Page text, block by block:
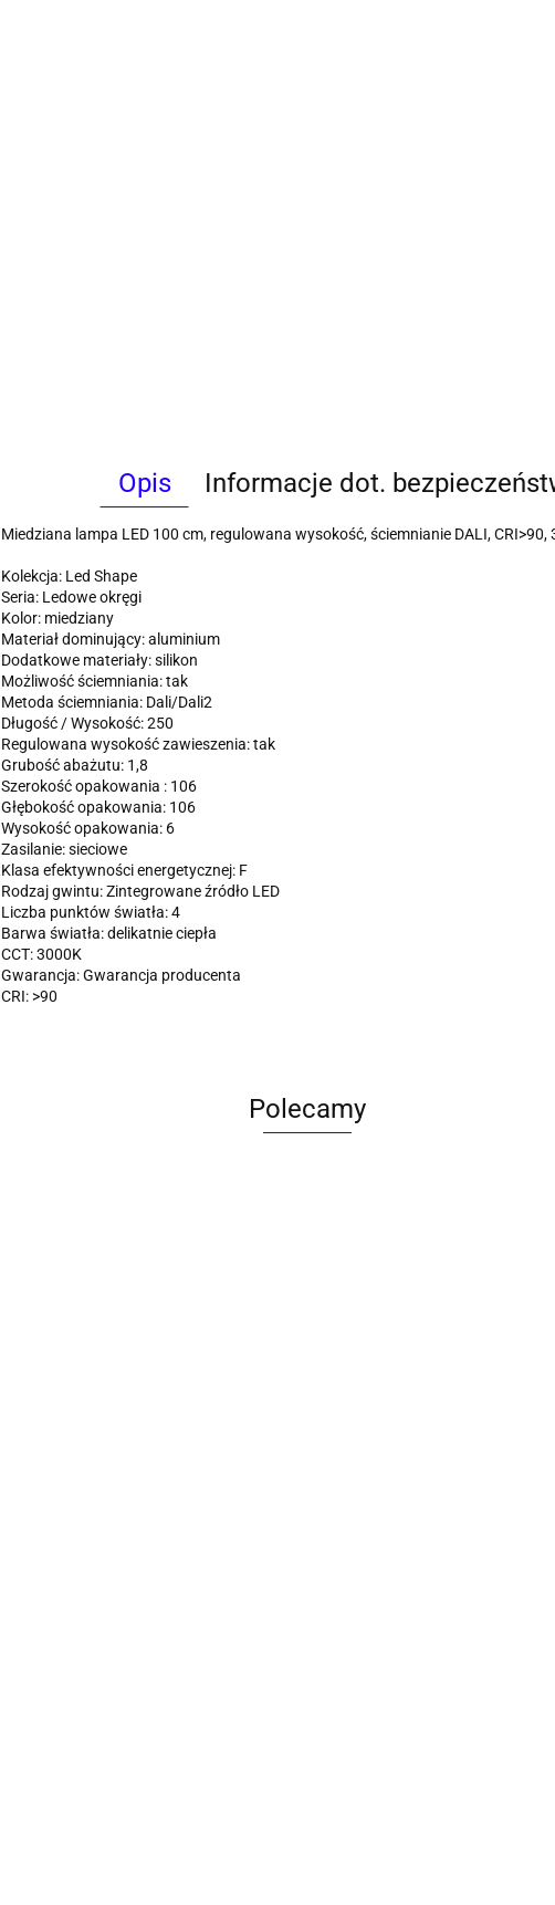
Opis Informacje dot.
Miedziana lampa LED 100 cm, regulowana wysokość, ściemnianie DALI,
Kolekcja: Led Shape
Seria: Ledowe okręgi
Kolor: miedziany
Materiał dominujący: aluminium
Dodatkowe materiały: silikon
Możliwość ściemniania: tak
Metoda ściemniania: Dali/Dali2
Długość / Wysokość: 250
Regulowana wysokość zawieszenia: tak
Grubość abażutu: 1,8
Szerokość opakowania : 106
Głębokość opakowania: 106
Wysokość opakowania: 6
Zasilanie: sieciowe
Klasa efektywności energetycznej: F
Rodzaj gwintu: Zintegrowane źródło LED
Liczba punktów światła: 4
Barwa światła: delikatnie ciepła
CCT: 3000K
Gwarancja: Gwarancja producenta
CRI: >90
Polecamy